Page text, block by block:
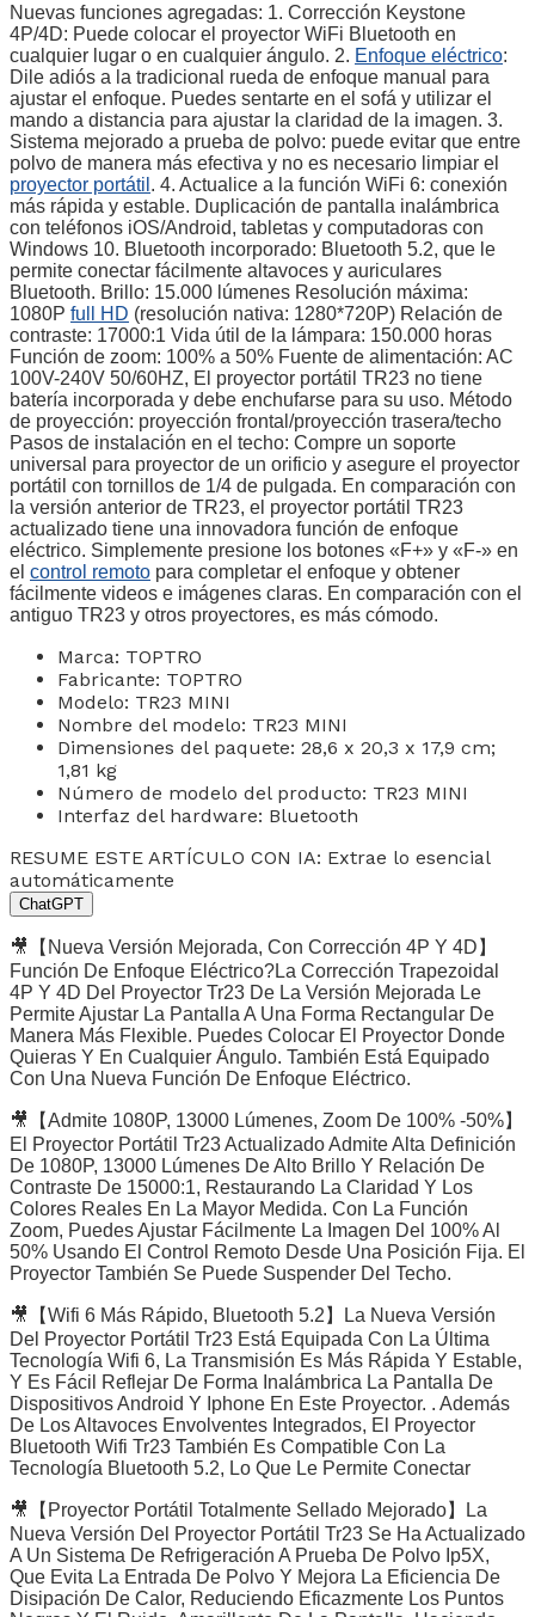
Nuevas funciones agregadas: 1. Corrección Keystone
4P/4D: Puede colocar el proyector WiFi Bluetooth en
cualquier lugar o en cualquier ángulo. 2. Enfoque eléctrico:
Dile adiós a la tradicional rueda de enfoque manual para
ajustar el enfoque. Puedes sentarte en el sofá y utilizar el
mando a distancia para ajustar la claridad de la imagen. 3.
Sistema mejorado a prueba de polvo: puede evitar que entre
polvo de manera más efectiva y no es necesario limpiar el
proyector portátil . 4. Actualice a la función WiFi 6: conexión
más rápida y estable. Duplicación de pantalla inalámbrica
con teléfonos iOS/Android, tabletas y computadoras con
Windows 10. Bluetooth incorporado: Bluetooth 5.2, que le
permite conectar fácilmente altavoces y auriculares
Bluetooth. Brillo: 15.000 lúmenes Resolución máxima:
1080P full HD (resolución nativa: 1280*720P) Relación de
contraste: 17000:1 Vida útil de la lámpara: 150.000 horas
Función de zoom: 100% a 50% Fuente de alimentación: AC
100V-240V 50/60HZ, El proyector portátil TR23 no tiene
batería incorporada y debe enchufarse para su uso. Método
de proyección: proyección frontal/proyección trasera/techo
Pasos de instalación en el techo: Compre un soporte
universal para proyector de un orificio y asegure el proyector
portátil con tornillos de 1/4 de pulgada. En comparación con
la versión anterior de TR23, el proyector portátil TR23
actualizado tiene una innovadora función de enfoque
eléctrico. Simplemente presione los botones «F+» y «F-» en
el control remoto para completar el enfoque y obtener
fácilmente videos e imágenes claras. En comparación con el
antiguo TR23 y otros proyectores, es más cómodo.
Marca: ‎TOPTRO
Fabricante: ‎TOPTRO
Modelo: ‎TR23 MINI
Nombre del modelo: ‎TR23 MINI
Dimensiones del paquete: ‎28,6 x 20,3 x 17,9 cm;
1,81 kg
Número de modelo del producto: ‎TR23 MINI
Interfaz del hardware: ‎Bluetooth
RESUME ESTE ARTÍCULO CON IA: Extrae lo esencial
automáticamente
ChatGPT
🎥【Nueva Versión Mejorada, Con Corrección 4P Y 4D】
Función De Enfoque Eléctrico?La Corrección Trapezoidal
4P Y 4D Del Proyector Tr23 De La Versión Mejorada Le
Permite Ajustar La Pantalla A Una Forma Rectangular De
Manera Más Flexible. Puedes Colocar El Proyector Donde
Quieras Y En Cualquier Ángulo. También Está Equipado
Con Una Nueva Función De Enfoque Eléctrico.
🎥【Admite 1080P, 13000 Lúmenes, Zoom De 100% -50%】
El Proyector Portátil Tr23 Actualizado Admite Alta Definición
De 1080P, 13000 Lúmenes De Alto Brillo Y Relación De
Contraste De 15000:1, Restaurando La Claridad Y Los
Colores Reales En La Mayor Medida. Con La Función
Zoom, Puedes Ajustar Fácilmente La Imagen Del 100% Al
50% Usando El Control Remoto Desde Una Posición Fija. El
Proyector También Se Puede Suspender Del Techo.
🎥【Wifi 6 Más Rápido, Bluetooth 5.2】La Nueva Versión
Del Proyector Portátil Tr23 Está Equipada Con La Última
Tecnología Wifi 6, La Transmisión Es Más Rápida Y Estable,
Y Es Fácil Reflejar De Forma Inalámbrica La Pantalla De
Dispositivos Android Y Iphone En Este Proyector. . Además
De Los Altavoces Envolventes Integrados, El Proyector
Bluetooth Wifi Tr23 También Es Compatible Con La
Tecnología Bluetooth 5.2, Lo Que Le Permite Conectar
🎥【Proyector Portátil Totalmente Sellado Mejorado】La
Nueva Versión Del Proyector Portátil Tr23 Se Ha Actualizado
A Un Sistema De Refrigeración A Prueba De Polvo Ip5X,
Que Evita La Entrada De Polvo Y Mejora La Eficiencia De
Disipación De Calor, Reduciendo Eficazmente Los Puntos